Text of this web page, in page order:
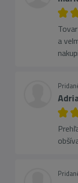
a